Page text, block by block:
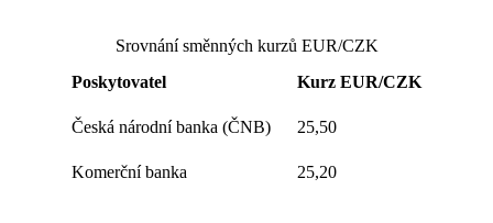
Srovnání směnných kurzů EUR/CZK
Poskytovatel
Kurz EUR/CZK
Česká národní banka (ČNB) 25,50
Komerční banka 25,20